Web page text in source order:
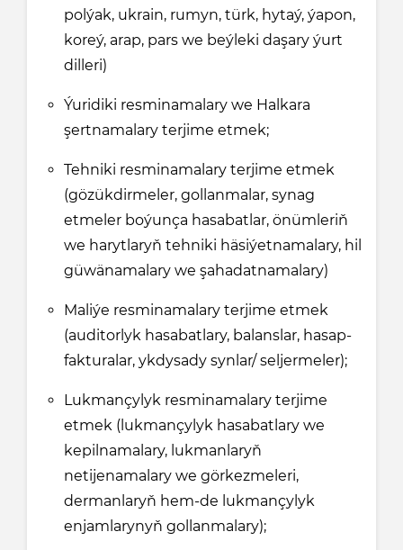
polýak, ukrain, rumyn, türk, hytaý, ýapon,
koreý, arap, pars we beýleki daşary ýurt
dilleri)
Ýuridiki resminamalary we Halkara
şertnamalary terjime etmek;
Tehniki resminamalary terjime etmek
(gözükdirmeler, gollanmalar, synag
etmeler boýunça hasabatlar, önümleriň
we harytlaryň tehniki häsiýetnamalary, hil
güwänamalary we şahadatnamalary)
Maliýe resminamalary terjime etmek
(auditorlyk hasabatlary, balanslar, hasap-
fakturalar, ykdysady synlar/ seljermeler);
Lukmançylyk resminamalary terjime
etmek (lukmançylyk hasabatlary we
kepilnamalary, lukmanlaryň
netijenamalary we görkezmeleri,
dermanlaryň hem-de lukmançylyk
enjamlarynyň gollanmalary);